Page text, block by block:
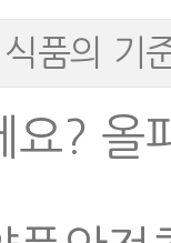
식품의 기
요? 올